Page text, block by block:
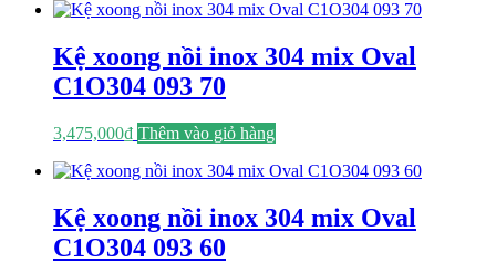
Kệ xoong nồi inox 304 mix Oval
C1O304 093 70
3,475,000₫ Thêm vào giỏ hàng
Kệ xoong nồi inox 304 mix Oval
C1O304 093 60